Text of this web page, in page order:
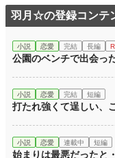
羽月☆の登録コンテ
小説 恋愛 完結 長編
公園のベンチで出会っ
小説 恋愛 完結 短編
打たれ強くて逞しい、
小説 恋愛 連載中 短編
始まりは最悪だったと